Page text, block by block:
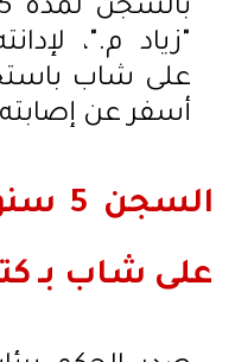
"زياد م."،
على شاب
أسفر عن
على شاب بـ